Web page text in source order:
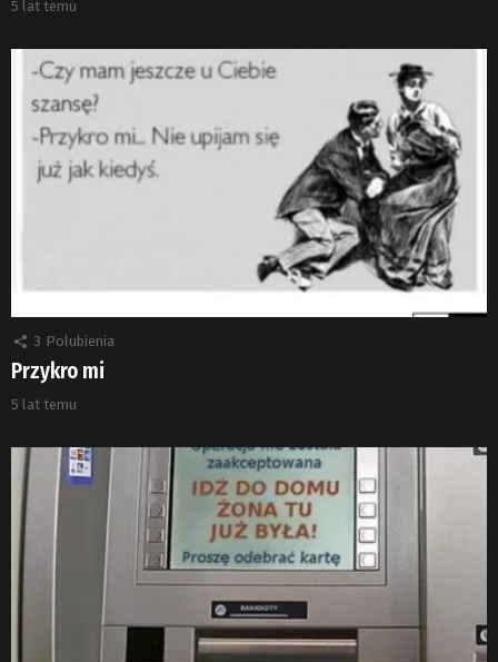
5 lat temu
3 Polubienia
Przykro mi
5 lat temu